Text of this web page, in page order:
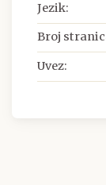
Jezik:
Broj
Uvez: